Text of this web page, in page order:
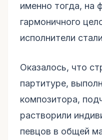
именно тогда, на
гармоничного
исполнители
Оказалось, что
партитуре,
композитора,
растворили
певцов в общей